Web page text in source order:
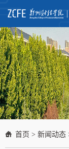
首页 > 新闻动态